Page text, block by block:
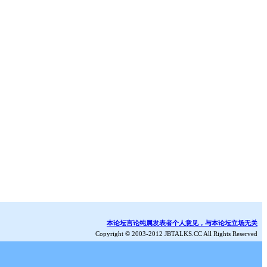
本论坛言论纯属发表者个人意见，与本论坛立场无关
Copyright © 2003-2012 JBTALKS.CC All Rights Reserved